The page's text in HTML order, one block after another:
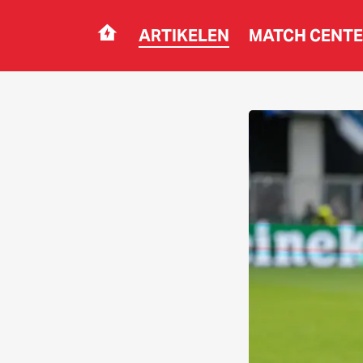
Navigation ARTIKELEN MATCH